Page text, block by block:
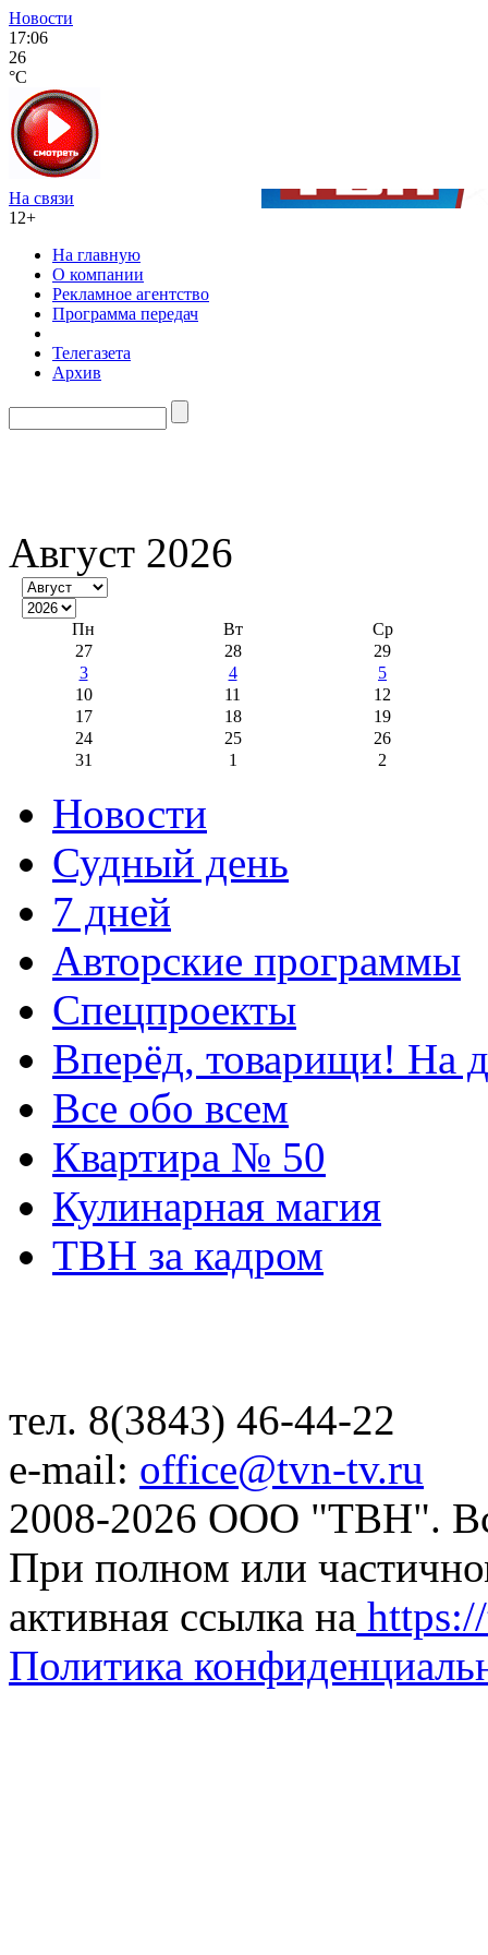
Новости
17:06
26
°C
На связи
12+
На главную
О компании
Рекламное агентство
Программа передач
Телегазета
Архив
Август 2026
Пн Вт
Ср
27
28
29
3
4
5
10
11
12
17
18
19
24
25
26
31
1 2
Новости
Судный день
7 дней
Авторские программы
Спецпроекты
Вперёд, товарищи! На
Все обо всем
Квартира № 50
Кулинарная магия
ТВН за кадром
тел. 8(3843) 46-44-22
e-mail: office@tvn-tv.ru
2008-2026 ООО "ТВН".
При полном или
активная ссылка на
Политика